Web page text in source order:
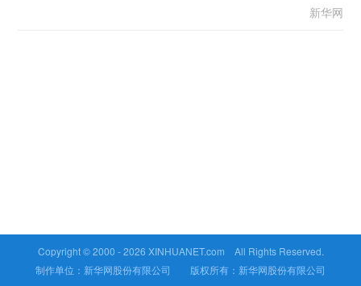
新华网
Copyright © 2000 -2026 XINHUANET.com All Rights Reserved.
制作单位：新华网股份有限公司 版权所有：新华网股份有限公司